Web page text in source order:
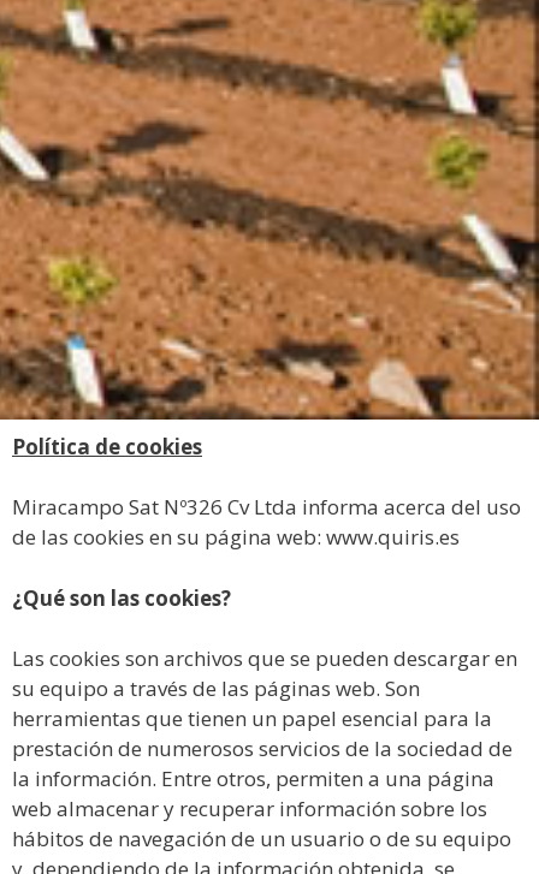
Política de cookies
Miracampo Sat Nº326 Cv Ltda informa acerca del uso
de las cookies en su página web: www.quiris.es
¿Qué son las cookies?
Las cookies son archivos que se pueden descargar en
su equipo a través de las páginas web. Son
herramientas que tienen un papel esencial para la
prestación de numerosos servicios de la sociedad de
la información. Entre otros, permiten a una página
web almacenar y recuperar información sobre los
hábitos de navegación de un usuario o de su equipo